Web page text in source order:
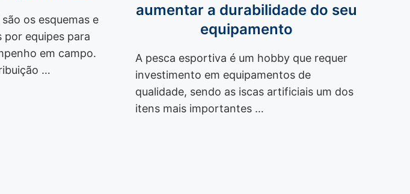
os esquemas e
por equipes para
em campo.
…
aumentar a durabilidade do seu
equipamento
A pesca esportiva é um hobby que requer
investimento em equipamentos de
qualidade, sendo as iscas artificiais um dos
itens mais importantes …